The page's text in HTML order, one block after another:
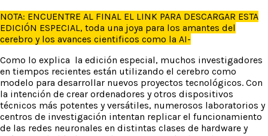
NOTA: ENCUENTRE AL FINAL EL LINK PARA DESCARGAR ESTA
EDICIÓN ESPECIAL, toda una joya para los amantes del
cerebro y los avances cientificos como la AI-
Como lo explica la edición especial, muchos investigadores
en tiempos recientes están utilizando el cerebro como
modelo para desarrollar nuevos proyectos tecnológicos. Con
la intención de crear ordenadores y otros dispositivos
técnicos más potentes y versátiles, numerosos laboratorios y
centros de investigación intentan replicar el funcionamiento
de las redes neuronales en distintas clases de hardware y